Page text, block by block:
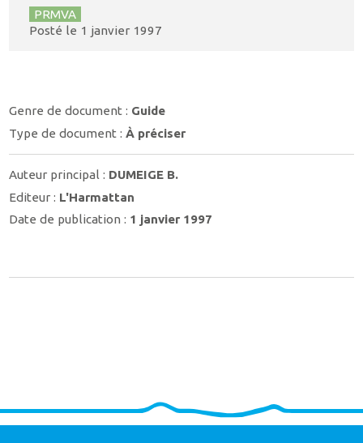
PRMVA
Posté le 1 janvier 1997
Genre de document : Guide
Type de document :À préciser
Auteur principal : DUMEIGE B.
Editeur : L'Harmattan
Date de publication : 1 janvier 1997